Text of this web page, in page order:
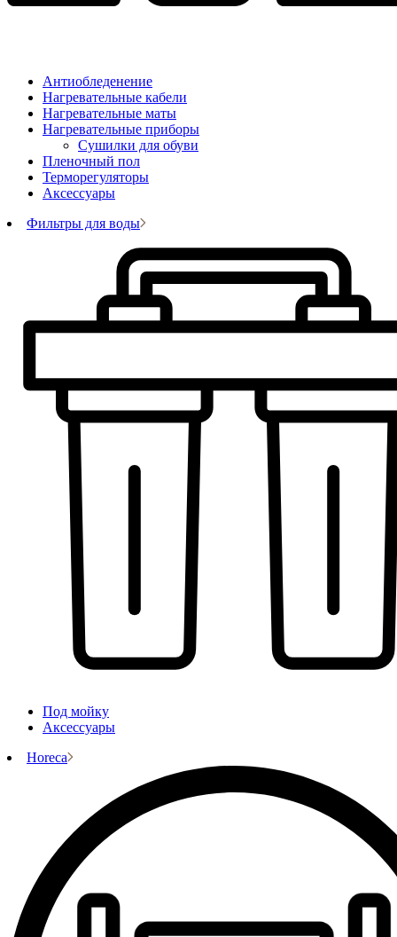
Антиобледенение
Нагревательные кабели
Нагревательные маты
Нагревательные приборы
Сушилки для обуви
Пленочный пол
Терморегуляторы
Аксессуары
Фильтры для воды
Под мойку
Аксессуары
Horeca